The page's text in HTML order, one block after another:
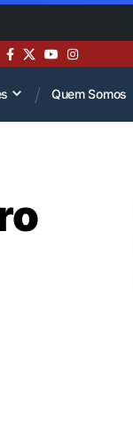
Quem Somos